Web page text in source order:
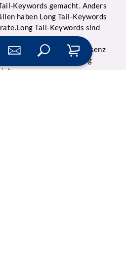
Keywords gemacht. Anders
haben Long Tail-Keywords
Tail-Keywords sind
einer Webseiten-
einer Webpräsenz
und gleichzeitig